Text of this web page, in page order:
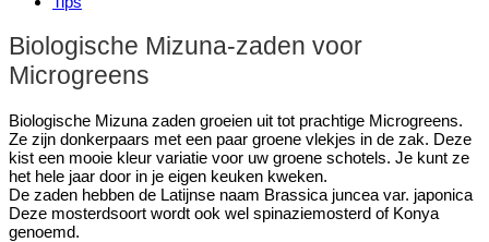
Biologische Mizuna-zaden voor
Microgreens
Biologische Mizuna zaden groeien uit tot prachtige Microgreens.
Ze zijn donkerpaars met een paar groene vlekjes in de zak. Deze
kist een mooie kleur variatie voor uw groene schotels. Je kunt ze
het hele jaar door in je eigen keuken kweken.
De zaden hebben de Latijnse naam Brassica juncea var. japonica
Deze mosterdsoort wordt ook wel spinaziemosterd of Konya
genoemd.